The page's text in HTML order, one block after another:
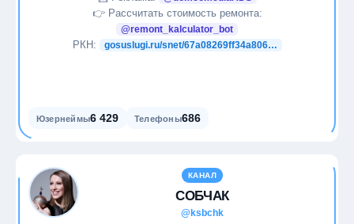
Криптовалюты
Маркетинг
Международные отношения
👉 Рассчитать стоимость ремонта:
@remont_kalculator_bot
РКН: gosuslugi.ru/snet/67a08269ff34a806…
Юзернеймы6 429 Телефоны686
КАНАЛ
СОБЧАК
@ksbchk